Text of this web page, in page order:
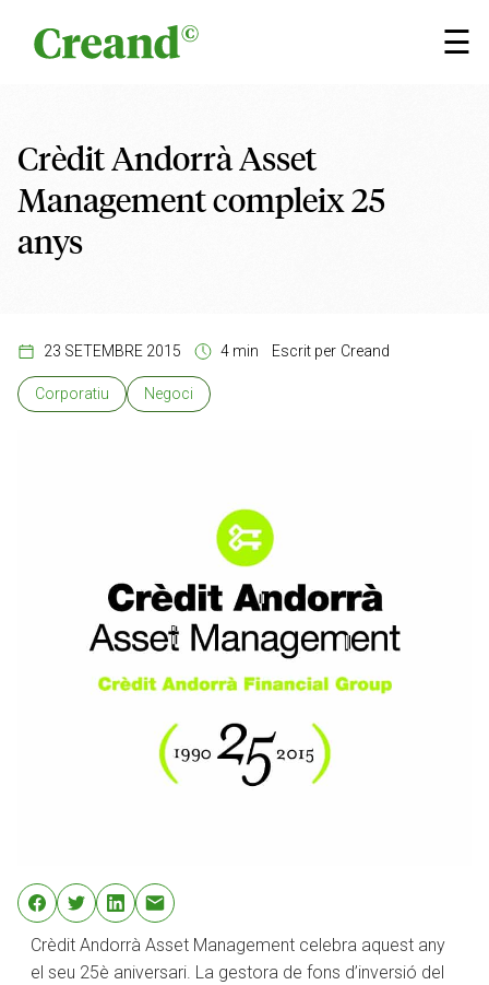
☰
×
Crèdit Andorrà Asset
Management compleix 25
anys
23 SETEMBRE 2015 4 min Escrit per Creand
Corporatiu Negoci
Crèdit Andorrà Asset Management celebra aquest any
el seu 25è aniversari. La gestora de fons d’inversió del